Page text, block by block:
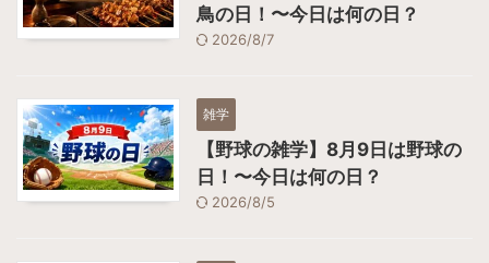
鳥の日！〜今日は何の日？
2026/8/7
雑学
【野球の雑学】8月9日は野球の
日！〜今日は何の日？
2026/8/5